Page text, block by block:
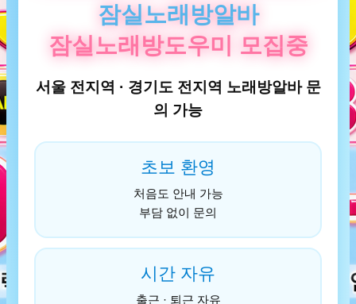
잠실노래방알바
잠실노래방도우미 모집중
서울 전지역 · 경기도 전지역 노래방알바 문
의 가능
초보 환영
처음도 안내 가능
부담 없이 문의
시간 자유
출근 · 퇴근 자유